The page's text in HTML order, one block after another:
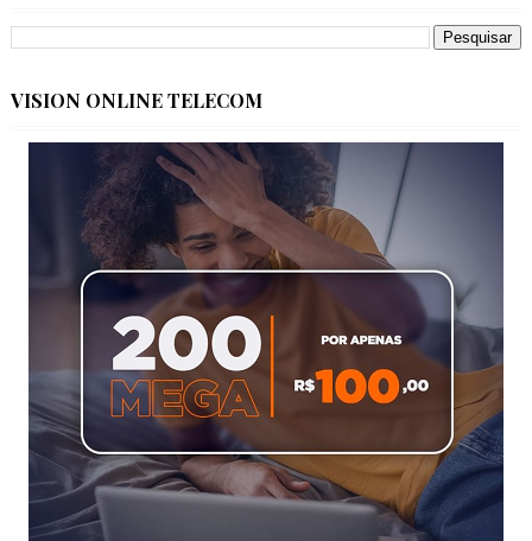
VISION ONLINE TELECOM